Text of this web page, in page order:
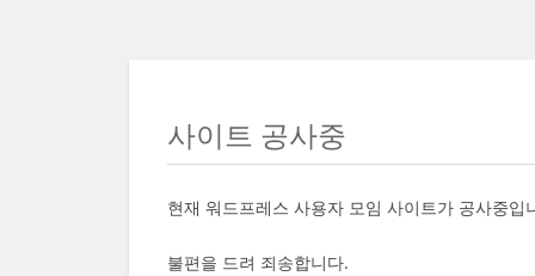
사이트 공사중
현재 워드프레스 사용자 모임 사이트가 공사중입
불편을 드려 죄송합니다.